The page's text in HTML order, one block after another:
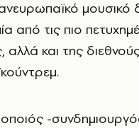
από τις πιο
αλλά και της
-